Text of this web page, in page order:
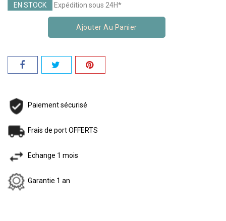
EN STOCK Expédition sous 24H*
Ajouter Au Panier
Paiement sécurisé
Frais de port OFFERTS
Echange 1 mois
Garantie 1 an